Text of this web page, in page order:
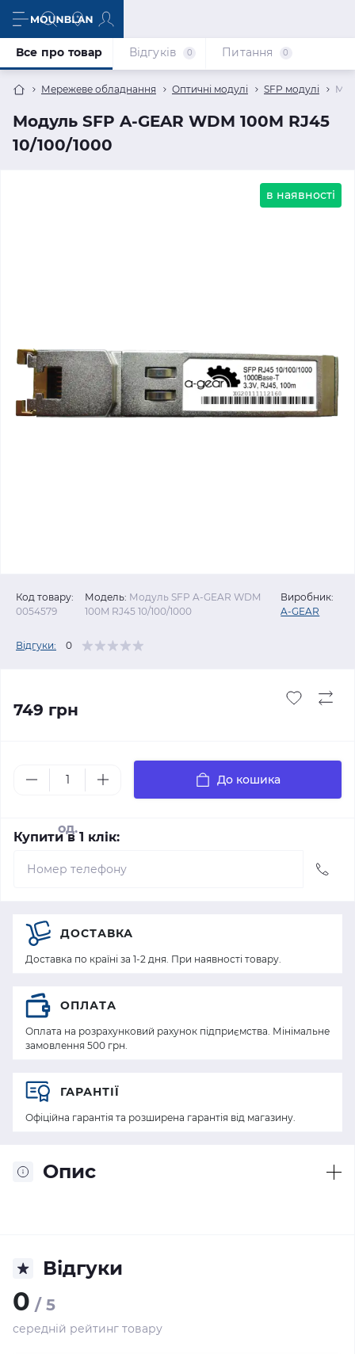
Мережеве обладнання Оптичні модулі SFP модулі
Модуль SFP A-GEAR WDM 100M RJ45
10/100/1000
Все про товар Відгуків 0 Питання 0
в наявності
Код товару:
0054579
Модель: Модуль SFP A-GEAR WDM
100M RJ45 10/100/1000
Виробник:
A-GEAR
Відгуки: 0
749 грн
од.
До кошика
Купити в 1 клік:
Опис
Відгуки
0 / 5
середній рейтинг товару
ДОСТАВКА
Доставка по країні за 1-2 дня. При наявності товару.
ОПЛАТА
Оплата на розрахунковий рахунок підприємства. Мінімальне
замовлення 500 грн.
ГАРАНТІЇ
Офіційна гарантія та розширена гарантія від магазину.